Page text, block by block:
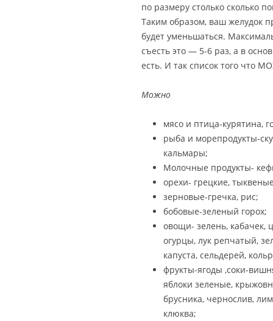
по размеру столько сколько
Таким образом, ваш желудок
будет уменьшаться.
съесть это — 5-6 раз, а в
есть. И так список того что
Можно
мясо и птица-курятина,
рыба и морепродукты-
кальмары;
Молочные продукты-
орехи- грецкие,
зерновые-гречка, рис;
бобовые-зеленый горох;
овощи- зелень, кабачек,
огурцы, лук репчатый,
капуста, сельдерей,
фрукты-ягоды ,соки-
яблоки зеленые,
брусника, чернослив,
клюква;